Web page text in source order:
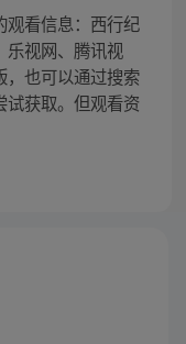
观看信息：西行纪
乐视网、腾讯视
，也可以通过搜索
试获取。但观看资